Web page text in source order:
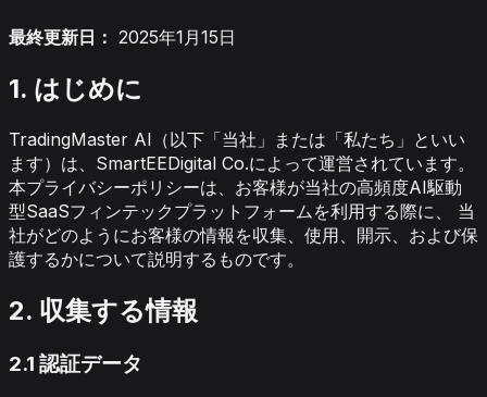
最終更新日： 2025年1月15日
1. はじめに
TradingMaster AI（以下「当社」または「私たち」といい
ます）は、SmartEEDigital Co.によって運営されています。
本プライバシーポリシーは、お客様が当社の高頻度AI駆動
型SaaSフィンテックプラットフォームを利用する際に、 当
社がどのようにお客様の情報を収集、使用、開示、および保
護するかについて説明するものです。
2. 収集する情報
2.1 認証データ